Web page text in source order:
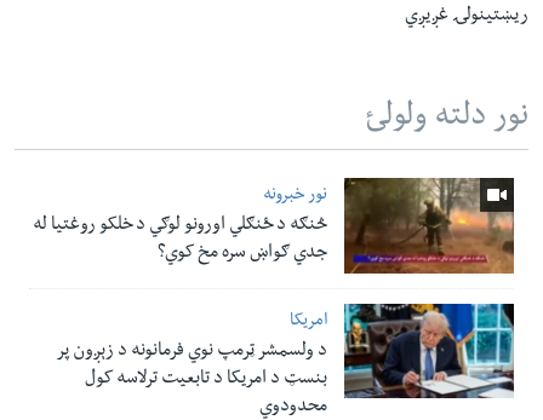
ریښتینولۍ غږیږي
نور دلته ولولئ
نور خبرونه
څنګه د ځنګلي اورونو لوګي د خلکو روغتیا له
جدي ګواښ سره مخ کوي؟
امریکا
د ولسمشر ټرمپ نوي فرمانونه د زېږون پر
بنسټ د امریکا د تابعیت ترلاسه کول
محدودوي